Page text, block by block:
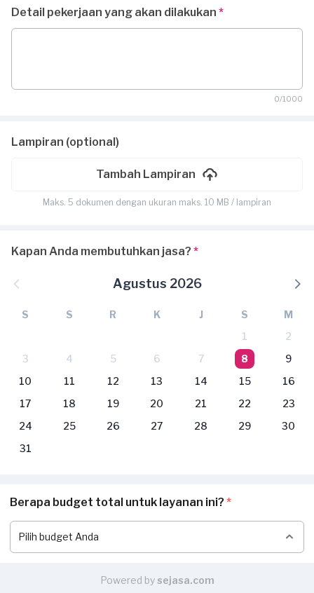
Detail pekerjaan yang akan dilakukan *
0/1000
Lampiran (optional)
Tambah Lampiran
Maks. 5 dokumen dengan ukuran maks. 10 MB / lampiran
Kapan Anda membutuhkan jasa? *
Agustus 2026
S S R K J S
M
1
2
3
4 5 6 7 8
9
10
11 12 13 14 15
16
17
18 19 20 21 22
23
24
25 26 27 28 29
30
31
Berapa budget total untuk layanan ini? *
Powered bysejasa.com